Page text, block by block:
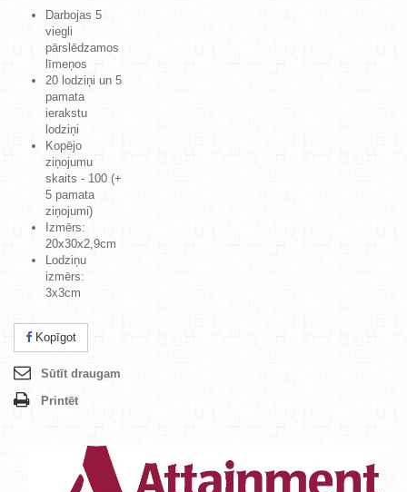
Darbojas 5
viegli
pārslēdzamos
līmeņos
20 lodziņi un 5
pamata
ierakstu
lodziņi
Kopējo
ziņojumu
skaits - 100 (+
5 pamata
ziņojumi)
Izmērs:
20x30x2,9cm
Lodziņu
izmērs:
3x3cm
Kopīgot
Sūtīt draugam
Printēt